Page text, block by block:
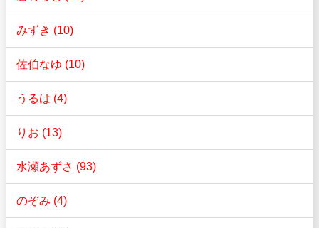
みずき (10)
佐伯なゆ (10)
うるは (4)
りお (13)
水瀬あずさ (93)
のぞみ (4)